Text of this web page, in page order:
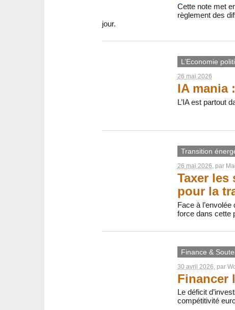
Cette note met
règlement des
jour.
L’Economie
26 mai 2026
IA mania
L’IA est partout
Transition
26 mai 2026, par
Taxer
pour la
Face à
force dans cette
Finance &
30 avril 2026 , par
Financer
Le déficit
compétitivité